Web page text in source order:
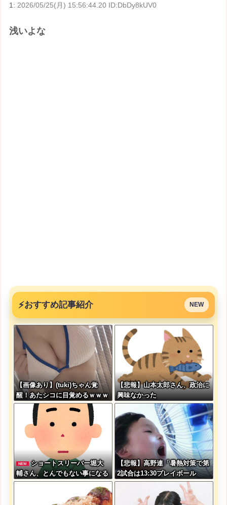
1: 2026/05/25(月) 15:56:44.20 ID:DbDy8kUV0
浅いよな
⚡おすすめ記事紹介 NEW
【画像あり】(tuki)ちゃん覚
醒！あたシコに目覚めるｗｗｗ
ｗｗｗｗｗ
【悲報】山本太郎さん、政治に
興味なかった
NEW
ショートスリーバー堀大
輔さん、とんでもない事になる
ｗｗｗｗｗｗｗｗ
【悲報】高野連「暑熱対策で第
2試合は13:30プレイボール
や！」←こいつら